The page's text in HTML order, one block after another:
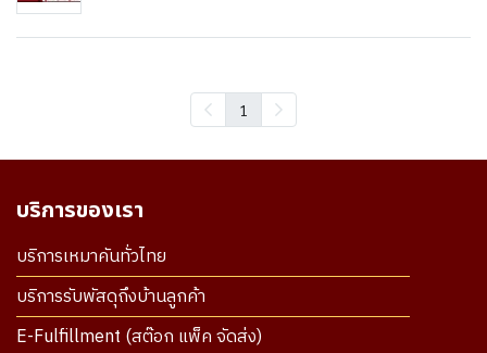
1
บริการของเรา
บริการเหมาคันทั่วไทย
บริการรับพัสดุถึงบ้านลูกค้า
E-Fulfillment (สต๊อก แพ็ค จัดส่ง)